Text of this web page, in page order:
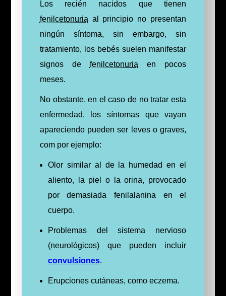
Los recién nacidos que tienen
fenilcetonuria al principio no presentan
ningún síntoma, sin embargo, sin
tratamiento, los bebés suelen manifestar
signos de fenilcetonuria en pocos
meses.
No obstante, en el caso de no tratar esta
enfermedad, los síntomas que vayan
apareciendo pueden ser leves o graves,
com por ejemplo:
Olor similar al de la humedad en el
aliento, la piel o la orina, provocado
por demasiada fenilalanina en el
cuerpo.
Problemas del sistema nervioso
(neurológicos) que pueden incluir
convulsiones.
Erupciones cutáneas, como eczema.